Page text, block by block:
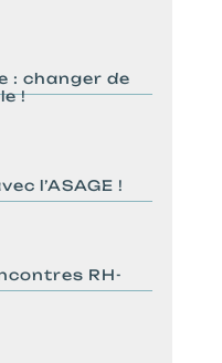
: changer de
!
l’ASAGE !
RH-